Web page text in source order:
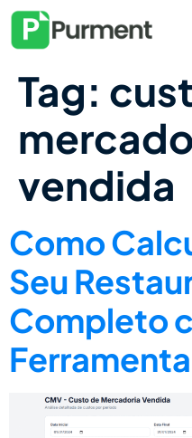
Tag:
vendida
Como
Seu
Completo
Ferramenta